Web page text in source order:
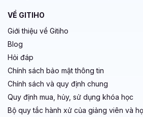
VỀ GITIHO
Giới thiệu về Gitiho
Blog
Hỏi đáp
Chính sách bảo mật thông tin
Chính sách và quy định chung
Quy định mua, hủy, sử dụng khóa học
Bộ quy tắc hành xử của giảng viên và